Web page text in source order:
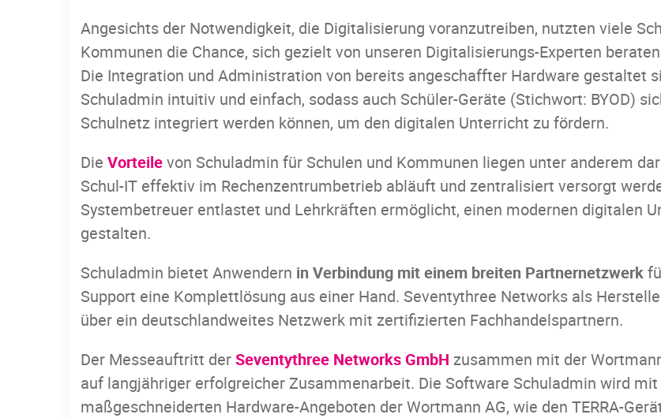
Angesichts der Notwendigkeit, die Digitalisierung voranzutreiben, nutzten viele
Kommunen die Chance, sich gezielt von unseren Digitalisierungs-Experten
Die Integration und Administration von bereits angeschaffter Hardware gestaltet
Schuladmin intuitiv und einfach, sodass auch Schüler-Geräte (Stichwort: BYOD)
Schulnetz integriert werden können, um den digitalen Unterricht zu fördern.
Die Vorteilevon Schuladmin für Schulen und Kommunen liegen unter anderem
Schul-IT effektiv im Rechenzentrumbetrieb abläuft und zentralisiert versorgt
Systembetreuer entlastet und Lehrkräften ermöglicht, einen modernen digitalen
gestalten.
Schuladmin bietet Anwendern in Verbindung mit einem breiten Partnernetzwerk
Support eine Komplettlösung aus einer Hand. Seventythree Networks als
über ein deutschlandweites Netzwerk mit zertifizierten Fachhandelspartnern.
Der Messeauftritt derSeventythree Networks GmbH zusammen mit der
auf langjähriger erfolgreicher Zusammenarbeit. Die Software Schuladmin wird mit
maßgeschneiderten Hardware-Angeboten der Wortmann AG, wie den TERRA-